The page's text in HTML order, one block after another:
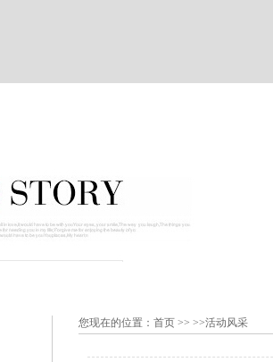
您现在的位置： 首页 >> >>活动风采